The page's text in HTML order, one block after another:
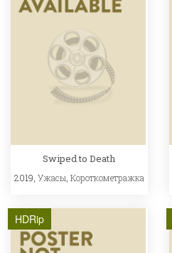
Swiped to Death
2019, Ужасы Короткометражка
HDRip